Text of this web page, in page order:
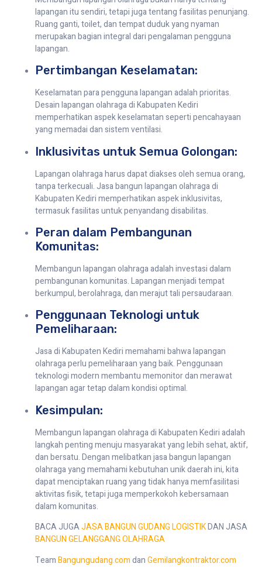
lapangan itu sendiri, tetapi juga tentang fasilitas penunjang.
Ruang ganti, toilet, dan tempat duduk yang nyaman
merupakan bagian integral dari pengalaman pengguna
lapangan.
Pertimbangan Keselamatan:
Keselamatan para pengguna lapangan adalah prioritas.
Desain lapangan olahraga di Kabupaten Kediri
memperhatikan aspek keselamatan seperti pencahayaan
yang memadai dan sistem ventilasi.
Inklusivitas untuk Semua Golongan:
Lapangan olahraga harus dapat diakses oleh semua orang,
tanpa terkecuali. Jasa bangun lapangan olahraga di
Kabupaten Kediri memperhatikan aspek inklusivitas,
termasuk fasilitas untuk penyandang disabilitas.
Peran dalam Pembangunan
Komunitas:
Membangun lapangan olahraga adalah investasi dalam
pembangunan komunitas. Lapangan menjadi tempat
berkumpul, berolahraga, dan merajut tali persaudaraan.
Penggunaan Teknologi untuk
Pemeliharaan:
Jasa di Kabupaten Kediri memahami bahwa lapangan
olahraga perlu pemeliharaan yang baik. Penggunaan
teknologi modern membantu memonitor dan merawat
lapangan agar tetap dalam kondisi optimal.
Kesimpulan:
Membangun lapangan olahraga di Kabupaten Kediri adalah
langkah penting menuju masyarakat yang lebih sehat, aktif,
dan bersatu. Dengan melibatkan jasa bangun lapangan
olahraga yang memahami kebutuhan unik daerah ini, kita
dapat menciptakan ruang yang tidak hanya memfasilitasi
aktivitas fisik, tetapi juga memperkokoh kebersamaan
dalam komunitas.
BACA JUGAJASA BANGUN GUDANG LOGISTIKDAN JASA
BANGUN GELANGGANG OLAHRAGA
TeamBangungudang.comdanGemilangkontraktor.com